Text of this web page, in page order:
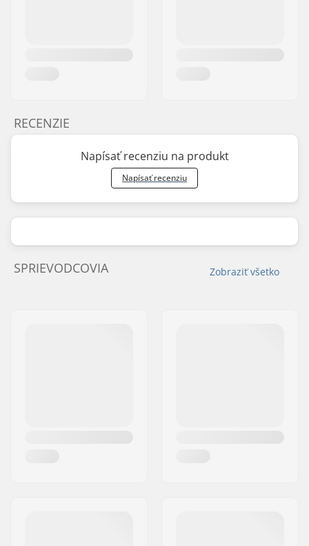
RECENZIE
Napísať recenziu na produkt
Napísať recenziu
Zobraziť všetko
SPRIEVODCOVIA